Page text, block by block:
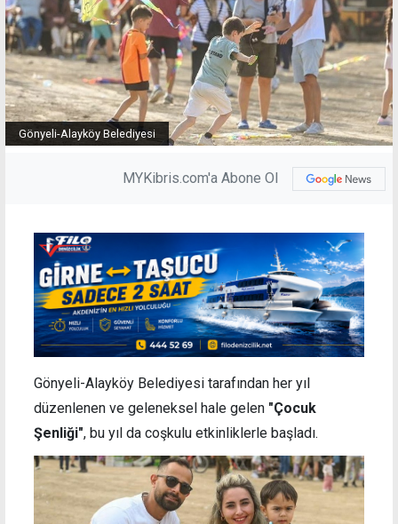
Gönyeli-Alayköy Belediyesi
MYKibris.com'a Abone Ol
Gönyeli-Alayköy Belediyesi tarafından her yıl
düzenlenen ve geleneksel hale gelen "Çocuk
Şenliği", bu yıl da coşkulu etkinliklerle başladı.